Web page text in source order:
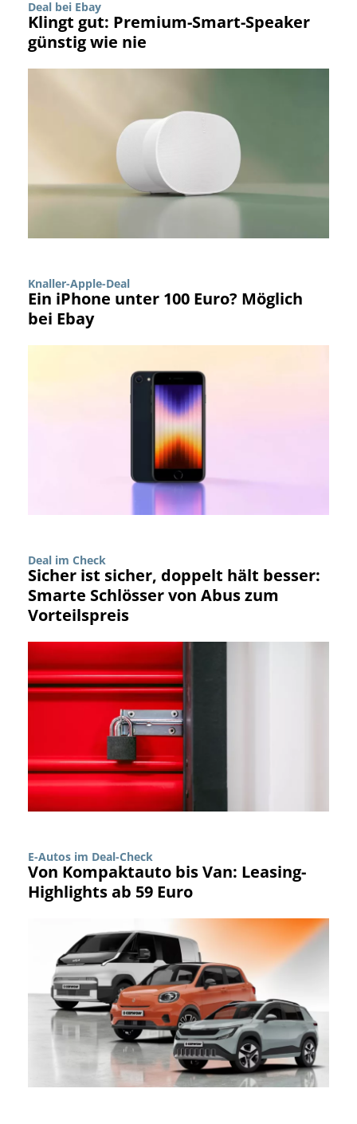
Deal bei Ebay
Klingt gut: Premium-Smart-Speaker
günstig wie nie
Knaller-Apple-Deal
Ein iPhone unter 100 Euro? Möglich
bei Ebay
Deal im Check
Sicher ist sicher, doppelt hält besser:
Smarte Schlösser von Abus zum
Vorteilspreis
E-Autos im Deal-Check
Von Kompaktauto bis Van: Leasing-
Highlights ab 59 Euro